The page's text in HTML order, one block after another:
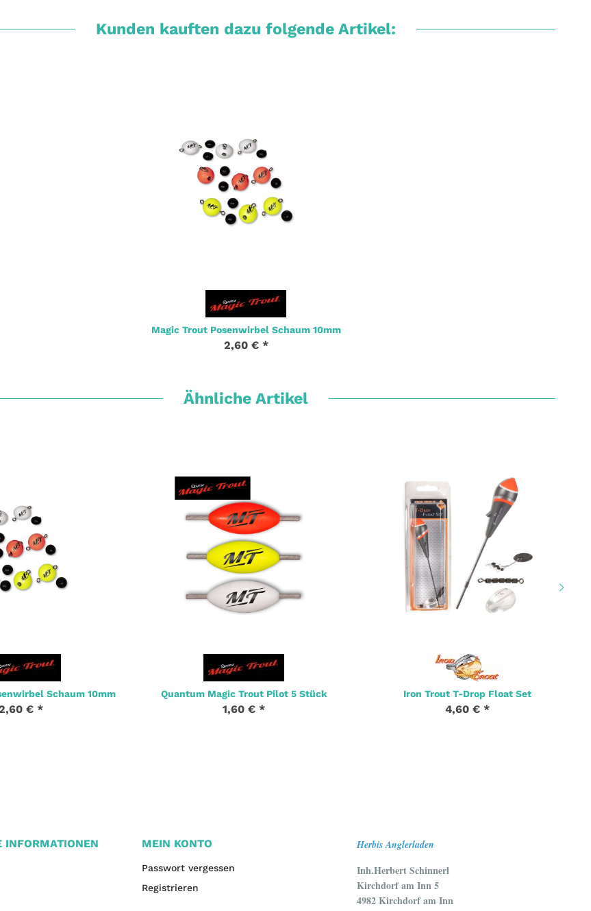
Kunden kauften dazu folgende Artikel:
Magic Trout Posenwirbel Schaum 10mm
2,60 € *
Ähnliche Artikel
Schaum 10mm
€ *
Quantum Magic Trout Pilot 5 Stück
1,60 € *
Iron Trout T-Drop Float Set
4,60 € *
INFORMATIONEN MEIN KONTO
Passwort vergessen
Registrieren
Herbis Anglerladen
Inh.Herbert Schinnerl
Kirchdorf am Inn 5
4982 Kirchdorf am Inn